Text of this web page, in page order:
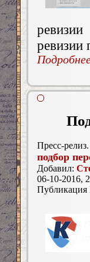
ревизии
Пресс-релиз.
подбор
Добавил:
06-10-2016,